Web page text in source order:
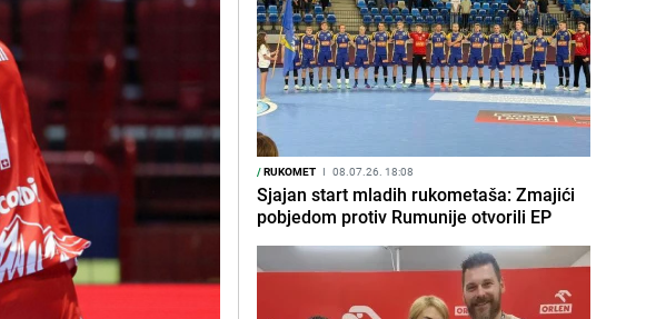
/RUKOMET I 08.07.26. 18:08
Sjajan start mladih rukometaša: Zmajići
pobjedom protiv Rumunije otvorili EP